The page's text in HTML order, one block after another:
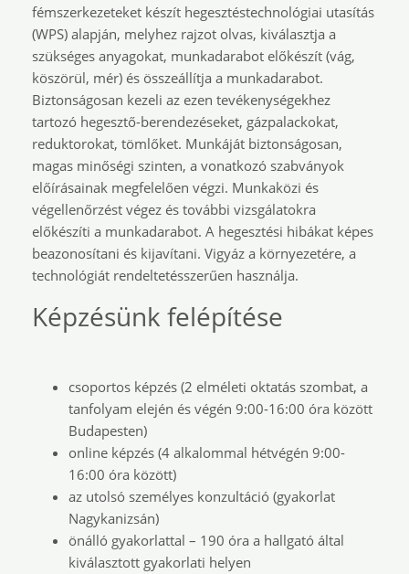
fémszerkezeteket készít hegesztéstechnológiai utasítás
(WPS) alapján, melyhez rajzot olvas, kiválasztja a
szükséges anyagokat, munkadarabot előkészít (vág,
köszörül, mér) és összeállítja a munkadarabot.
Biztonságosan kezeli az ezen tevékenységekhez
tartozó hegesztő-berendezéseket, gázpalackokat,
reduktorokat, tömlőket. Munkáját biztonságosan,
magas minőségi szinten, a vonatkozó szabványok
előírásainak megfelelően végzi. Munkaközi és
végellenőrzést végez és további vizsgálatokra
előkészíti a munkadarabot. A hegesztési hibákat képes
beazonosítani és kijavítani. Vigyáz a környezetére, a
technológiát rendeltetésszerűen használja.
Képzésünk felépítése
csoportos képzés (2 elméleti oktatás szombat, a
tanfolyam elején és végén 9:00-16:00 óra között
Budapesten)
online képzés (4 alkalommal hétvégén 9:00-
16:00 óra között)
az utolsó személyes konzultáció (gyakorlat
Nagykanizsán)
önálló gyakorlattal – 190 óra a hallgató által
kiválasztott gyakorlati helyen